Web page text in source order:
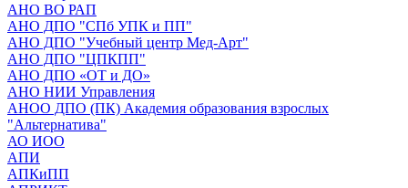
АНО ВО РАП
АНО ДПО "СПб УПК и ПП"
АНО ДПО "Учебный центр Мед-Арт"
АНО ДПО "ЦПКПП"
АНО ДПО «ОТ и ДО»
АНО НИИ Управления
АНОО ДПО (ПК) Академия образования взрослых
"Альтернатива"
АО ИОО
АПИ
АПКиПП